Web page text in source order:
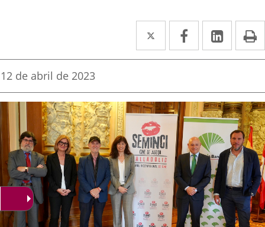
Twitter
Enlace
a
aplicación
externa.
Facebook
Enlace
a
aplicación
externa.
Enlace
a
Fecha
la
noticia
12 de abril de 2023